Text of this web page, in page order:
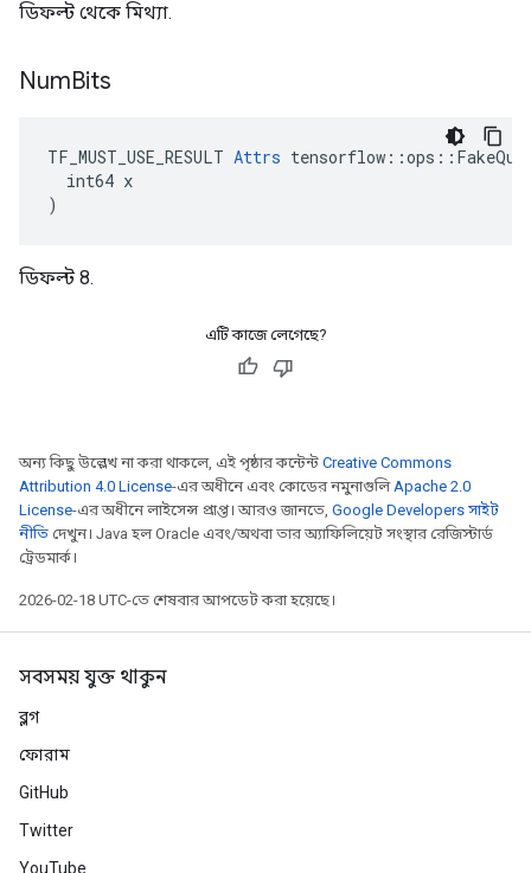
ডিফল্ট থেকে মিথ্যা.
NumBits
TF_MUST_USE_RESULT Attrs
  int64 x
)
ডিফল্ট 8.
এটি কাজে লেগেছে?
অন্য কিছু উল্লেখ না করা থাকলে, এই পৃষ্ঠার কন্টেন্ট Creative Commons
Attribution 4.0 License-এর অধীনে এবং কোডের নমুনাগুলিApache 2.0
License-এর অধীনে লাইসেন্স প্রাপ্ত। আরও জানতে, Google Developers সাইট
নীতি দেখুন। Java হল Oracle এবং/অথবা তার অ্যাফিলিয়েট সংস্থার রেজিস্টার্ড
ট্রেডমার্ক।
2026-02-18 UTC-তে শেষবার আপডেট করা হয়েছে।
সবসময় যুক্ত থাকুন
ব্লগ
ফোরাম
GitHub
Twitter
YouTube